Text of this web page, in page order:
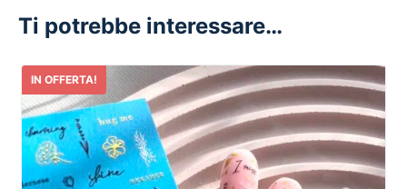
Ti potrebbe interessare…
IN OFFERTA!